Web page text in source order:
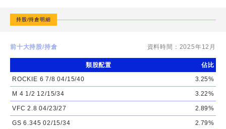
非
資
等
金-
持股/持倉明細
前十大持股/持倉 資料時間： 2025年12月
類股配置
佔比
ROCKIE 6 7/8 04/15/40
3.25%
M 4 1/2 12/15/34 3.22%
VFC 2.8 04/23/27 2.89%
GS 6.345 02/15/34 2.79%